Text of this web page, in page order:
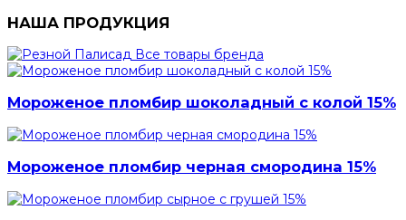
НАША ПРОДУКЦИЯ
Все товары бренда
Мороженое пломбир шоколадный с колой 15%
Мороженое пломбир черная смородина 15%